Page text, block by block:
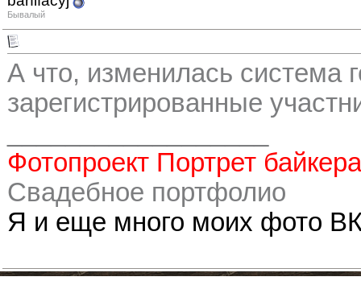
Бывалый
А что, изменилась система
зарегистрированные
Фотопроект Портрет байкера
Свадебное портфолио
Я и еще много моих фото